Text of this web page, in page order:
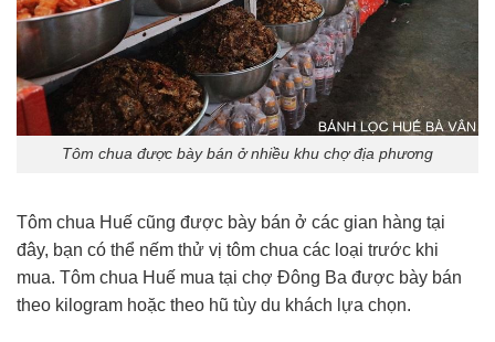
Tôm chua được bày bán ở nhiều khu chợ địa phương
Tôm chua Huế cũng được bày bán ở các gian hàng tại
đây, bạn có thể nếm thử vị tôm chua các loại trước khi
mua. Tôm chua Huế mua tại chợ Đông Ba được bày bán
theo kilogram hoặc theo hũ tùy du khách lựa chọn.